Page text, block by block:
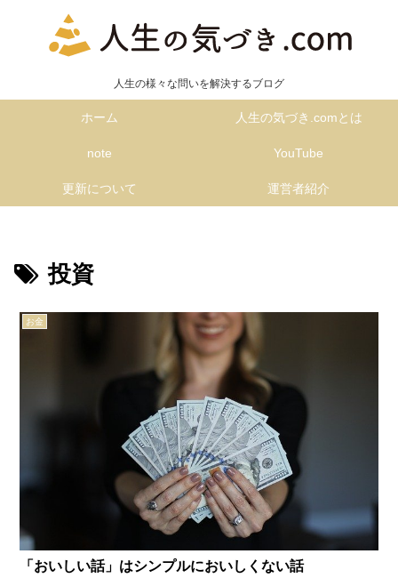
人生の様々な問いを解決するブログ
ホーム 人生の気づき.comとは
note YouTube
更新について 運営者紹介
投資
お金
「おいしい話」はシンプルにおいしくない話